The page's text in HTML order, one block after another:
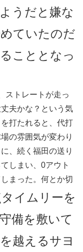
うだと嫌な
ていたのだ
こととなっ
ストレートが走っ
夫かな？という気
打たれると、代打
の雰囲気が変わり
、続く福田の送り
しまい、0アウト
まった。何とか切
イムリーを
備を敷いて
越えるサヨ